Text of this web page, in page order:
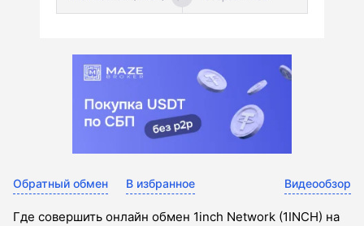
Обратный обмен В избранное Видеообзор
Где совершить онлайн обмен 1inch Network (1INCH) на